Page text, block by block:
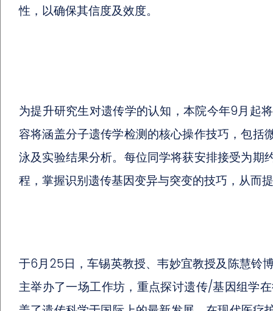
性，以确保其信度及效度。
为提升研究生对遗传学的认知，本院今年9月起
容将涵盖分子遗传学检测的核心操作技巧，包括
泳及实验结果分析。每位同学将获安排接受为期
程，掌握识别遗传基因变异与突变的技巧，从而
于6月25日，车锡英教授、韦妙宜教授及陈慧铃
主举办了一场工作坊，重点探讨遗传/基因组学